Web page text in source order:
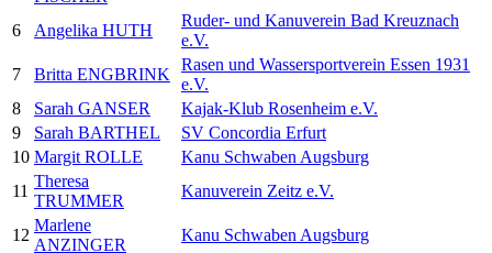
6
Angelika HUTH
Ruder- und Kanuverein Bad Kreuznach
e.V.
7
Britta ENGBRINK
Rasen und Wassersportverein Essen 1931
e.V.
8
Sarah GANSER
Kajak-Klub Rosenheim e.V.
9
Sarah BARTHEL
SV Concordia Erfurt
10 Margit ROLLE
Kanu Schwaben Augsburg
11
Theresa
TRUMMER
Kanuverein Zeitz e.V.
12
Marlene
ANZINGER
Kanu Schwaben Augsburg